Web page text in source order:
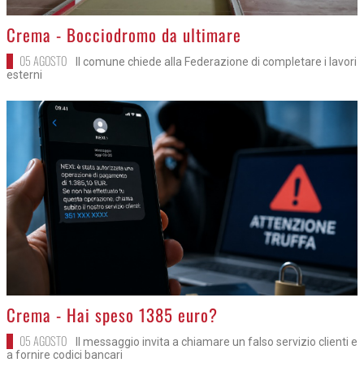
>
Crema - Bocciodromo da ultimare
05 AGOSTO
Il comune chiede alla Federazione di completare i lavori
esterni
>
Crema - Hai speso 1385 euro?
05 AGOSTO
Il messaggio invita a chiamare un falso servizio clienti e
a fornire codici bancari